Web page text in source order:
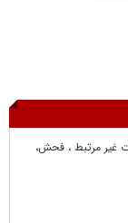
غير مرتبط ، فحش،